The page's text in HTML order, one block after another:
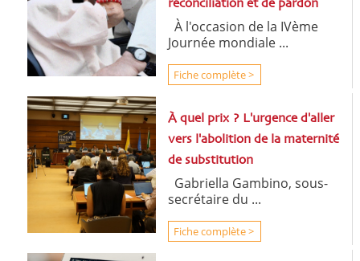
réconciliation et de pardon
À l'occasion de la IVème
Journée mondiale ...
Fiche complète >
À quel prix ? L'urgence d'aller
vers l'abolition de la maternité
de substitution
Gabriella Gambino, sous-
secrétaire du ...
Fiche complète >